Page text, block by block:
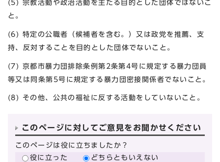
(5) 宗教活動や政治活動を主たる目的とした団体ではないこ
と。
(6) 特定の公職者（候補者を含む。）又は政党を推薦、支
持、反対することを目的とした団体でないこと。
(7) 京都市暴力団排除条例第2条第4号に規定する暴力団員
等又は同条第5号に規定する暴力団密接関係者でないこと。
(8) その他、公共の福祉に反する活動をしていないこと。
このページに対してご意見をお聞かせください
このページは役に立ちましたか？
役に立った
どちらともいえない